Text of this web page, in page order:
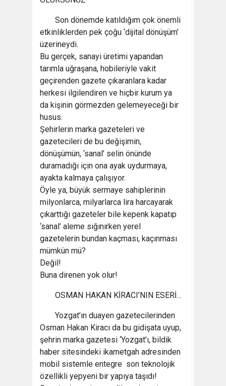
Son dönemde katıldığım çok önemli
etkinliklerden pek çoğu ‘dijital dönüşüm’
üzerineydi.
Bu gerçek, sanayi üretimi yapandan
tarımla uğraşana, hobileriyle vakit
geçirenden gazete çıkaranlara kadar
herkesi ilgilendiren ve hiçbir kurum ya
da kişinin görmezden gelemeyeceği bir
husus.
Şehirlerin marka gazeteleri ve
gazetecileri de bu değişimin,
dönüşümün, ‘sanal’ selin önünde
duramadığı için ona ayak uydurmaya,
ayakta kalmaya çalışıyor.
Öyle ya, büyük sermaye sahiplerinin
milyonlarca, milyarlarca lira harcayarak
çıkarttığı gazeteler bile kepenk kapatıp
‘sanal’ aleme sığınırken yerel
gazetelerin bundan kaçması, kaçınması
mümkün mü?
Değil!
Buna direnen yok olur!
OSMAN HAKAN KİRACI’NIN ESERİ…
Yozgat’ın duayen gazetecilerinden
Osman Hakan Kiracı da bu gidişata uyup,
şehrin marka gazetesi ‘Yozgat’ı, bildik
haber sitesindeki ikametgah adresinden
mobil sistemle entegre son teknolojik
özellikli yepyeni bir yapıya taşıdı!